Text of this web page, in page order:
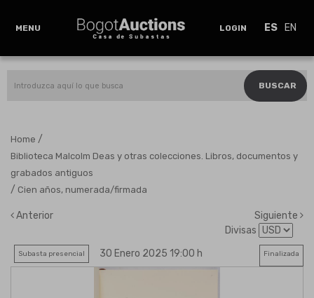
MENU LOGIN ES EN
BUSCAR
Home /
Biblioteca Malcolm Deas y otras colecciones. Libros, documentos y
grabados antiguos
/ Cien años, numerada/firmada
Anterior
Siguiente
Divisas
Subasta presencial 30 Enero 2025 19:00 h Finalizada